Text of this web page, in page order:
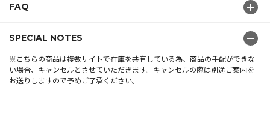
FAQ
SPECIAL NOTES
※こちらの商品は複数サイトで在庫を共有している為、商品の手配ができな
い場合、キャンセルとさせていただきます。キャンセルの際は別途ご案内を
お送りしますので予めご了承ください。